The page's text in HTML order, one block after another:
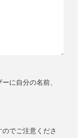
に自分の名前、
でご注意くださ